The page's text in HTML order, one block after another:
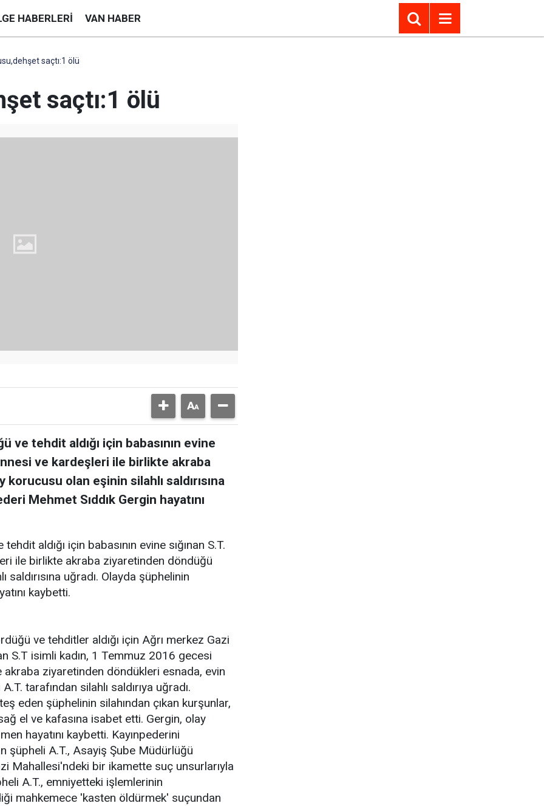
HABERLERI VAN HABER
saçtı:1 ölü
saçtı:1 ölü
ve tehdit aldığı için babasının evine
annesi ve kardeşleri ile birlikte akraba
olan eşinin silahlı saldırısına
Mehmet Sıddık Gergin hayatını
aldığı için babasının evine sığınan S.T.
ile birlikte akraba ziyaretinden döndüğü
uğradı. Olayda şüphelinin
kaybetti.
ve tehditler aldığı için Ağrı merkez Gazi
S.T isimli kadın, 1 Temmuz 2016 gecesi
akraba ziyaretinden döndükleri esnada, evin
tarafından silahlı saldırıya uğradı.
eden şüphelinin silahından çıkan kurşunlar,
sağ el ve kafasına isabet etti. Gergin, olay
hayatını kaybetti. Kayınpederini
şüpheli A.T., Asayiş Şube Müdürlüğü
Mahallesi'ndeki bir ikamette suç unsurlarıyla
A.T., emniyetteki işlemlerinin
mahkemece 'kasten öldürmek' suçundan